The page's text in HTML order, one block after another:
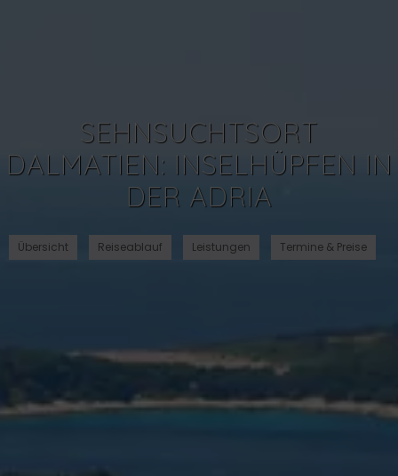
SEHNSUCHTSORT
DALMATIEN: INSELHÜPFEN IN
DER ADRIA
Übersicht Reiseablauf Leistungen Termine & Preise